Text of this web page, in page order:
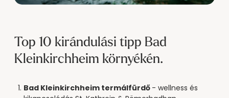
Top 10 kirándulási tipp Bad
Kleinkirchheim környékén.
Bad Kleinkirchheim termálfürdő - wellness és